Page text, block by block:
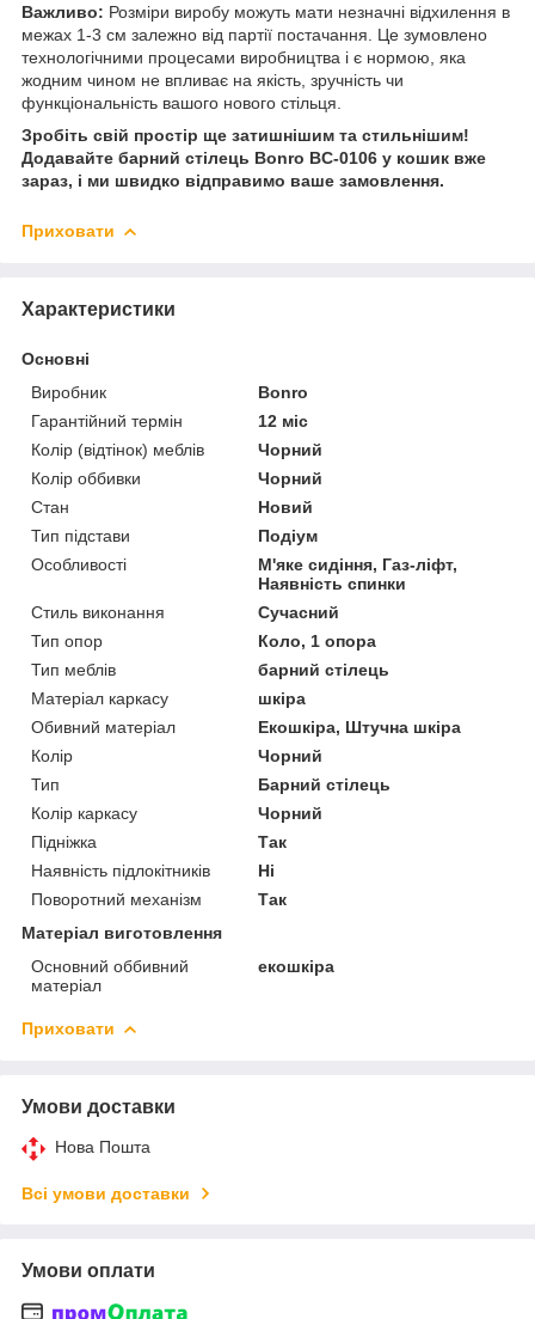
Важливо: Розміри виробу можуть мати незначні відхилення в
межах 1-3 см залежно від партії постачання. Це зумовлено
технологічними процесами виробництва і є нормою, яка
жодним чином не впливає на якість, зручність чи
функціональність вашого нового стільця.
Зробіть свій простір ще затишнішим та стильнішим!
Додавайте барний стілець Bonro BC-0106 у кошик вже
зараз, і ми швидко відправимо ваше замовлення.
Приховати
Характеристики
Основні
Виробник
Bonro
Гарантійний термін
12 міс
Колір (відтінок) меблів
Чорний
Колір оббивки
Чорний
Стан
Новий
Тип підстави
Подіум
Особливості
М'яке сидіння, Газ-ліфт,
Наявність спинки
Стиль виконання
Сучасний
Тип опор
Коло, 1 опора
Тип меблів
барний стілець
Матеріал каркасу
шкіра
Обивний матеріал
Екошкіра, Штучна шкіра
Колір
Чорний
Тип
Барний стілець
Колір каркасу
Чорний
Підніжка
Так
Наявність підлокітників
Ні
Поворотний механізм
Так
Матеріал виготовлення
Основний оббивний
матеріал
екошкіра
Приховати
Умови доставки
Нова Пошта
Всі умови доставки
Умови оплати